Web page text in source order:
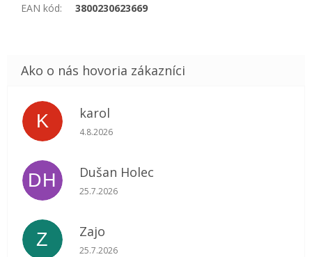
EAN kód: 3800230623669
K karol
Hodnotenie obchodu je 5 z 5 hviezdičiek.
4.8.2026
DH Dušan Holec
Hodnotenie obchodu je 5 z 5 hviezdičiek.
25.7.2026
Z Zajo
Hodnotenie obchodu je 5 z 5 hviezdičiek.
25.7.2026